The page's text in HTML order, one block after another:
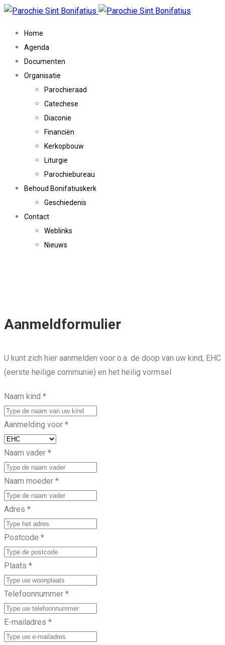
Home
Agenda
Documenten
Organisatie
Parochieraad
Catechese
Diaconie
Financiën
Kerkopbouw
Liturgie
Parochiebureau
Behoud Bonifatiuskerk
Geschiedenis
Contact
Weblinks
Nieuws
Aanmeldformulier
U kunt zich hier aanmelden voor o.a. de doop van uw kind, EHC
(eerste heilige communie) en het heilig vormsel
Naam kind *
Aanmelding voor *
Naam vader *
Naam moeder *
Adres *
Postcode *
Plaats *
Telefoonnummer *
E-mailadres *